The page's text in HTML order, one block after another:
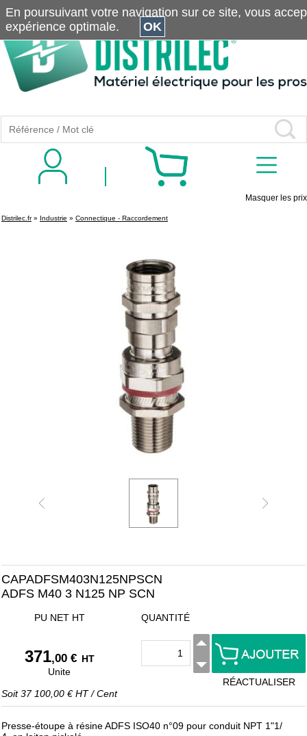
Masquer les prix
Distrilec.fr» Industrie » Connectique - Raccordement
CAPADFSM403N125NPSCN
ADFS M40 3 N125 NP SCN
PU NET HT
371,00 € HT
Unite
Soit37 100,00 € HT/Cent
QUANTITÉ
RÉACTUALISER
Presse-étoupe à résine ADFS ISO40 n°09 pour conduit NPT 1"1/
En poursuivant votre navigation sur ce site, vous
expérience optimale.
OK